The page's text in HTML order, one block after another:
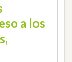
a los